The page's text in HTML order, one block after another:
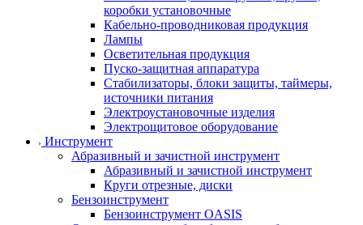
коробки установочные
Кабельно-проводниковая продукция
Лампы
Осветительная продукция
Пуско-защитная аппаратура
Стабилизаторы, блоки защиты, таймеры,
источники питания
Электроустановочные изделия
Электрощитовое оборудование
Инструмент
Абразивный и зачистной инструмент
Абразивный и зачистной инструмент
Круги отрезные, диски
Бензоинструмент
Бензоинструмент OASIS